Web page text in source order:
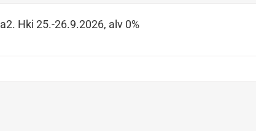
Hki 25.-26.9.2026, alv 0%